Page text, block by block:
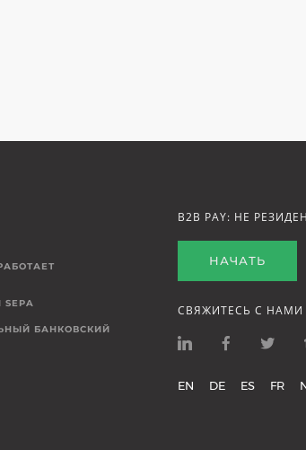
БАНКОВСКИЙ
B2B PAY: НЕ
НАЧАТЬ
СВЯЖИТЕСЬ С НАМИ
EN DE ES FR